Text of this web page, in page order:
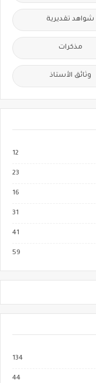
شواهد تقديرية
مذكرات
وثائق الأستاذ
12
23
16
31
41
59
134
44